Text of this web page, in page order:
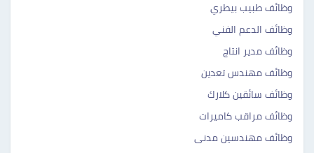
وظائف طبيب بيطري
وظائف الدعم الفني
وظائف مدير انتاج
وظائف مهندس تعدين
وظائف سائقين كلارك
وظائف مراقب كاميرات
وظائف مهندسين مدنى